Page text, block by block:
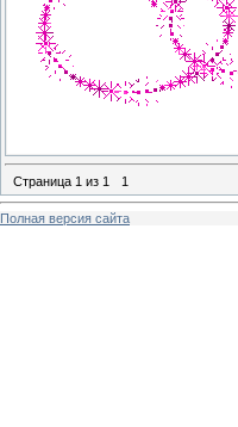
Страница 1 из 1 1
Полная версия сайта